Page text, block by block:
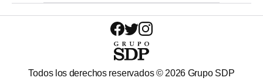
Todos los derechos reservados ©2026 Grupo SDP